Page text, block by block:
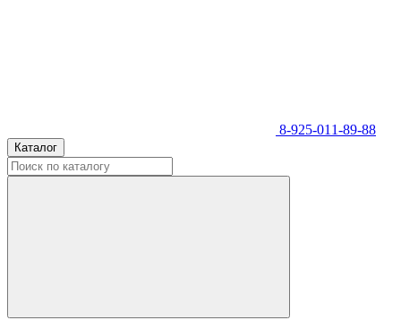
8-925-011-89-88
Каталог